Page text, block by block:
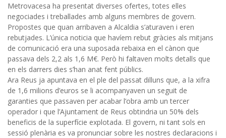
Metrovacesa ha presentat diverses ofertes, totes elles
negociades i treballades amb alguns membres de govern.
Propostes que quan arribaven a Alcaldia s’aturaven i eren
rebutjades. L’única noticia que havíem rebut gràcies als mitjans
de comunicació era una suposada rebaixa en el cànon que
passava dels 2,2 als 1,6 M€. Però hi faltaven molts detalls que
en els darrers dies s’han anat fent públics.
Ara Reus ja apuntava en el ple del passat dilluns que, a la xifra
de 1,6 milions d’euros se li acompanyaven un seguit de
garanties que passaven per acabar l’obra amb un tercer
operador i que l’Ajuntament de Reus obtindria un 50% dels
beneficis de la superfície explotada. El govern, ni tant sols en
sessió plenària es va pronunciar sobre les nostres declaracions i